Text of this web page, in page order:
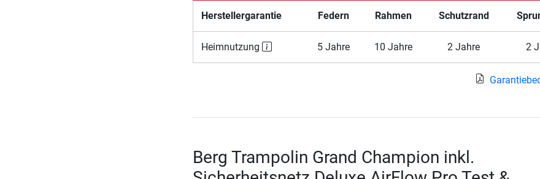
Herstellergarantie Federn Rahmen Schutzrand
Heimnutzung 5 Jahre 10 Jahre 2 Jahre 2
Berg Trampolin Grand Champion inkl.